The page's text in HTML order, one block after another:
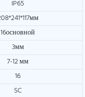
IP65
16основной
3мм
7-12 мм
16
SC